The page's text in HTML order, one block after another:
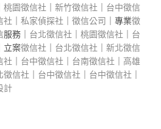
｜桃園徵信社 ｜新竹徵信社
台中徵信
社 ｜私家偵探社 ｜徵信公司 ｜專業徵
服務｜ 台北徵信社 ｜桃園徵信社
台
立案徵信社 台北徵信社 ｜新北徵信
社 台中徵信社 台南徵信社
高雄
徵信社 台中徵信社 台中徵信社
計